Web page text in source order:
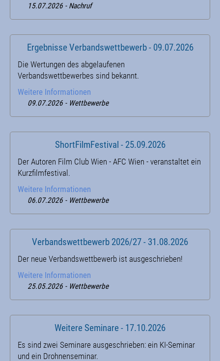
15.07.2026 - Nachruf
Ergebnisse Verbandswettbewerb - 09.07.2026
Die Wertungen des abgelaufenen
Verbandswettbewerbes sind bekannt.
Weitere Informationen
09.07.2026 - Wettbewerbe
ShortFilmFestival - 25.09.2026
Der Autoren Film Club Wien - AFC Wien - veranstaltet ein
Kurzfilmfestival.
Weitere Informationen
06.07.2026 - Wettbewerbe
Verbandswettbewerb 2026/27 - 31.08.2026
Der neue Verbandswettbewerb ist ausgeschrieben!
Weitere Informationen
25.05.2026 - Wettbewerbe
Weitere Seminare - 17.10.2026
Es sind zwei Seminare ausgeschrieben: ein KI-Seminar
und ein Drohnenseminar.